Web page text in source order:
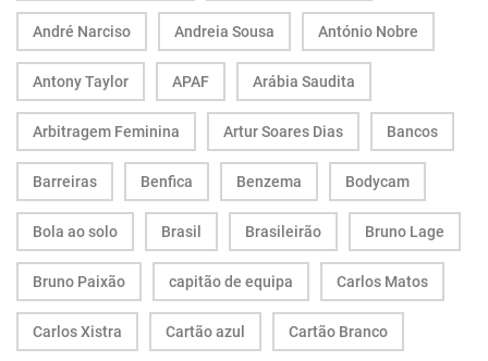
André Narciso Andreia Sousa António Nobre
Antony Taylor APAF Arábia Saudita
Arbitragem Feminina Artur Soares Dias Bancos
Barreiras Benfica Benzema Bodycam
Bola ao solo Brasil Brasileirão Bruno Lage
Bruno Paixão capitão de equipa Carlos Matos
Carlos Xistra Cartão azul Cartão Branco